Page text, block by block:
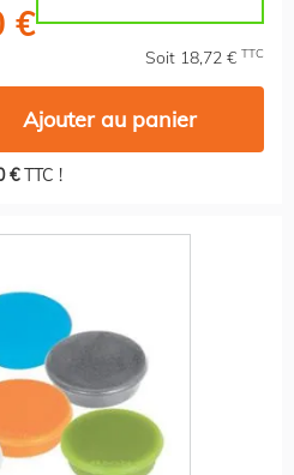
€
Soit 18,72 € TTC
Ajouter au panier
€TTC !